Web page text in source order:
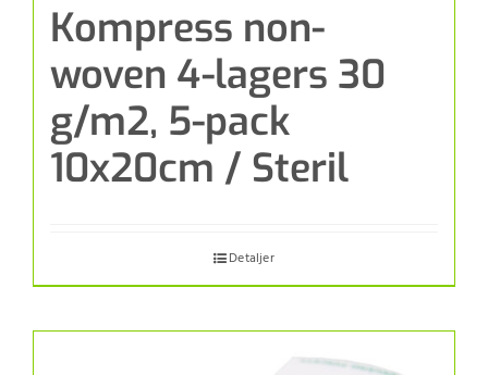
Kompress non-
woven 4-lagers 30
g/m2, 5-pack
10x20cm / Steril
Detaljer